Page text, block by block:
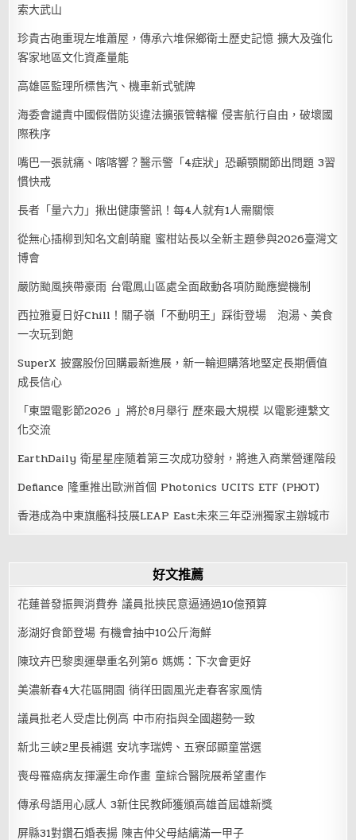
索大武山
珍貴古砲重現左堆蕭屋，傳承六堆保鄉衛土歷史記憶 擴大及強化
客家地區文化資產量能
高雄區監理所標售汽、機車新式號牌
海委會譴責中國假借防災違法擴張管轄權 侵害航行自由，破壞國
際秩序
嘴巴一張就痛、喀喀響？醫示警「4症狀」恐顳顎關節出問題 3習
慣快戒
長者「量六力」揪出健康警訊！每4人就有1人需關懷
從無心插柳到知名文創萌寵 蜜柑站長以全新主題參與2026臺灣文
博會
嚴防颱風挾帶豪雨 台電鳳山區處全面啟動各項防颱應變機制
西拉雅夏日好Chill！關子嶺「不動明王」踩街登場 泡湯、美食
一次玩到飽
SuperX 披露股份回購最新進展，新一輪迴購落地堅定長期價值
成長信心
「東盟電影節2026 」將於8月舉行 歷來最大規模 以電影連繫文
化交流
EarthDaily 衛星星座隨着第三次成功發射，將進入商業營運階段
Defiance 隆重推出歐洲首個 Photonics UCITS ETF (PHOT)
香港成為中東旗艦科技展LEAP East未來三年亞洲獨家主辦城市
好文推薦
花蓮普發振興消費券 議員批挾民意逼通過10億預算
澎湖好食節登場 有機會抽中10公斤海鮮
陳玟卉巴黎奧運舉重名列第6 媽媽：下次會更好
美濃新春4大花區開園 徜徉田園風光走春客家風情
議員批老人受虐比例高 中市府指與全國趨勢一致
新北三峽2里長補選 安坑李瑞娉、五寮邱顯童當選
喪母罹癌病友揮灑生命作畫 童綜合醫院展希望畫作
傳承母語用心感人 3新住民教師獲頒高雄首屆雄新獎
屏縣31對鑽石婚表揚 陳吉仲父母結縭滿一甲子